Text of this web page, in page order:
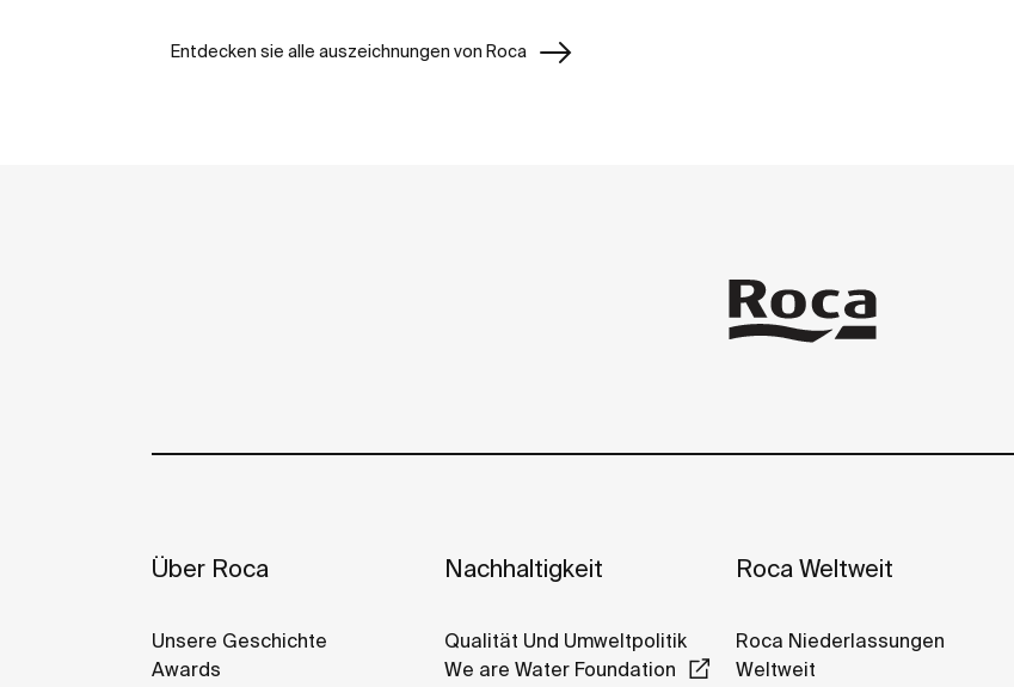
Entdecken sie alle auszeichnungen von Roca
Über Roca
Unsere Geschichte
Awards
Nachhaltigkeit
Qualität Und Umweltpolitik
We are Water Foundation
Roca Weltweit
Roca Niederlassungen
Weltweit